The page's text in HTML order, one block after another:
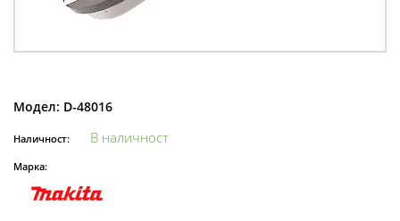
Модел: D-48016
Наличност: В наличност
Марка: